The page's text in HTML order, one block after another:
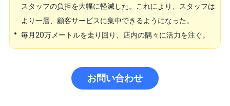
スタッフの負担を大幅に軽減した。これにより、スタッフは
より一層、顧客サービスに集中できるようになった。
• 毎月20万メートルを走り回り、店内の隅々に活力を注ぐ。
お問い合わせ